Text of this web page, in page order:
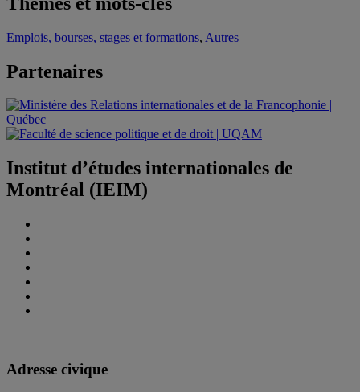
Emplois, bourses, stages et formations, Autres
Partenaires
Institut d’études internationales de
Montréal (IEIM)
Adresse civique